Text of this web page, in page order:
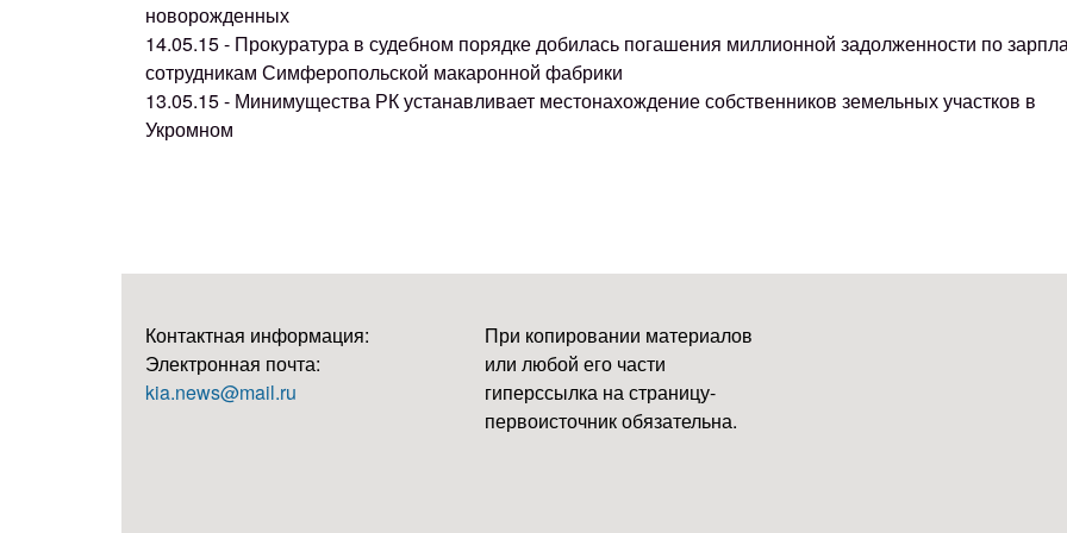
новорожденных
14.05.15 - Прокуратура в судебном порядке добилась погашения миллионной задолженности по
сотрудникам Симферопольской макаронной фабрики
13.05.15 - Минимущества РК устанавливает местонахождение собственников земельных участков в
Укромном
Контактная информация:
Электронная почта:
kia.news@mail.ru
При копировании материалов
или любой его части
гиперссылка на страницу-
первоисточник обязательна.